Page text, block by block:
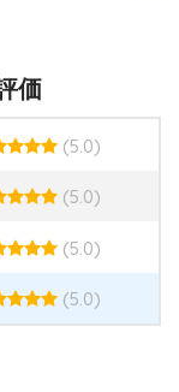
価
(5.0)
(5.0)
(5.0)
(5.0)